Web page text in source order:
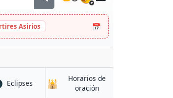
Asirios 📅
Eclipsesen Ladywell
🕌
Horarios de
oraciónen Ladywell